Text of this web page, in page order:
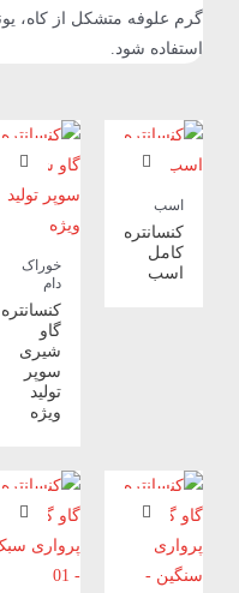
استفاده شود.
اسب
کنسانتره
کامل
اسب
خوراک
دام
کنسانتره
گاو
شیری
سوپر
تولید
ویژه